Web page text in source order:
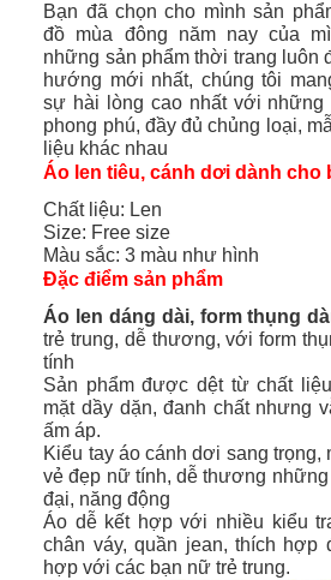
Bạn đã chọn cho mình sản
đồ mùa đông năm nay của
những sản phẩm thời trang luôn
hướng mới nhất, chúng tôi
sự hài lòng cao nhất với những
phong phú, đầy đủ chủng loại,
liệu khác nhau
Áo len tiêu, cánh dơi dành cho
Chất liệu: Len
Size: Free size
Màu sắc: 3 màu như hình
Đặc điểm sản phẩm
Áo len dáng dài, form thụng
trẻ trung, dễ thương, với form
tính
Sản phẩm được dệt từ chất
mặt dầy dặn, đanh chất nhưng
ấm áp.
Kiểu tay áo cánh dơi sang trọng,
vẻ đẹp nữ tính, dễ thương
đại, năng động
Áo dễ kết hợp với nhiều kiểu
chân váy, quần jean, thích hợp
hợp với các bạn nữ trẻ trung.